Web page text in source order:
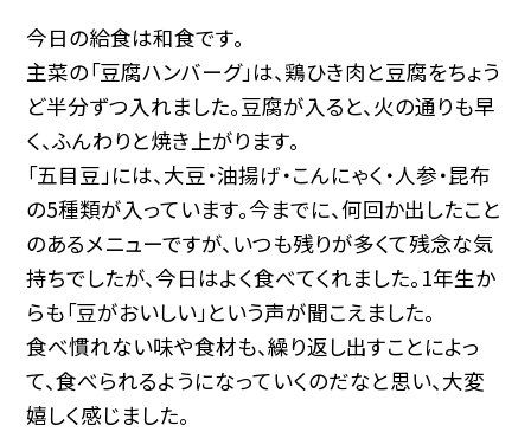
今日の給食は和食です。
主菜の「豆腐ハンバーグ」は、鶏ひき肉と豆腐をちょう
ど半分ずつ入れました。豆腐が入ると、火の通りも早
く、ふんわりと焼き上がります。
「五目豆」には、大豆・油揚げ・こんにゃく・人参・昆布
の5種類が入っています。今までに、何回か出したこと
のあるメニューですが、いつも残りが多くて残念な気
持ちでしたが、今日はよく食べてくれました。1年生か
らも「豆がおいしい」という声が聞こえました。
食べ慣れない味や食材も、繰り返し出すことによっ
て、食べられるようになっていくのだなと思い、大変
嬉しく感じました。